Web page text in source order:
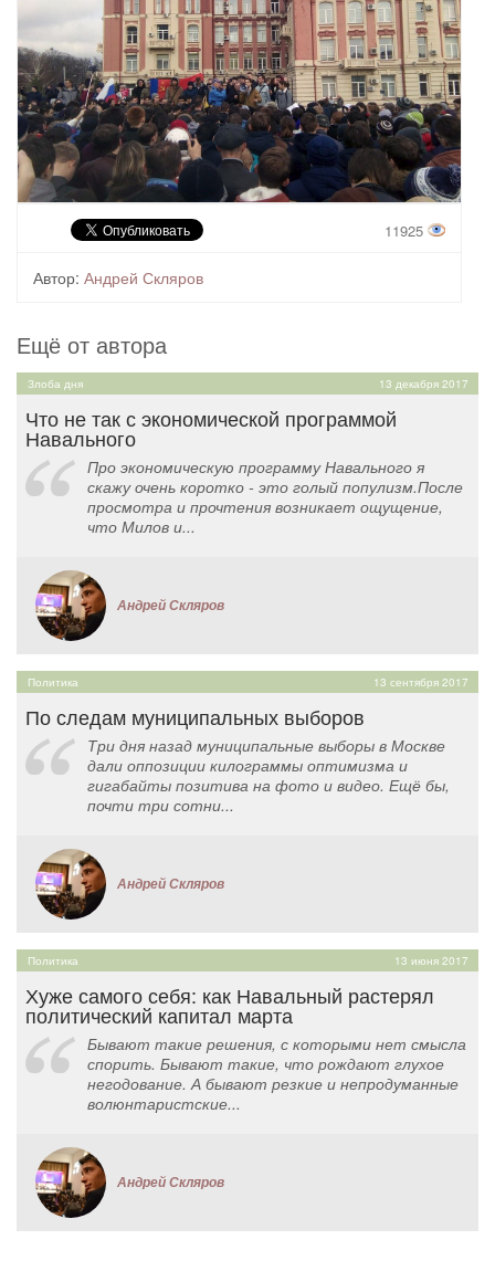
11925
Автор: Андрей Скляров
Ещё от автора
Злоба дня 13 декабря 2017
Что не так с экономической программой
Навального
Про экономическую программу Навального я
скажу очень коротко - это голый популизм.После
просмотра и прочтения возникает ощущение,
что Милов и...
Андрей Скляров
Политика 13 сентября 2017
По следам муниципальных выборов
Три дня назад муниципальные выборы в Москве
дали оппозиции килограммы оптимизма и
гигабайты позитива на фото и видео. Ещё бы,
почти три сотни...
Андрей Скляров
Политика 13 июня 2017
Хуже самого себя: как Навальный растерял
политический капитал марта
Бывают такие решения, с которыми нет смысла
спорить. Бывают такие, что рождают глухое
негодование. А бывают резкие и непродуманные
волюнтаристские...
Андрей Скляров